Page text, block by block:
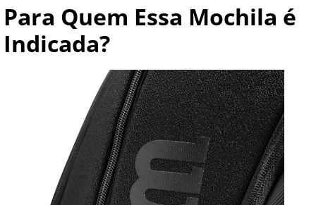
Para Quem Essa Mochila é
Indicada?